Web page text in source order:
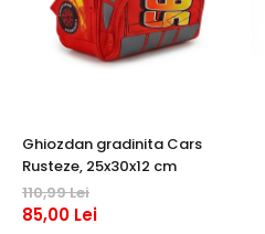
Ghiozdan gradinita Cars
Rusteze, 25x30x12 cm
110,99 Lei
85,00 Lei